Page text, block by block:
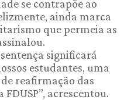
se contrapõe ao
ainda marca
que permeia as
significará
estudantes, uma
reafirmação das
acrescentou.